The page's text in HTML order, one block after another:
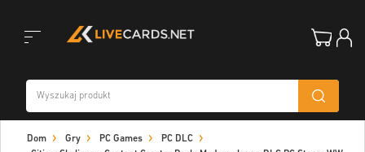
Dom Gry PC Games
PC DLC